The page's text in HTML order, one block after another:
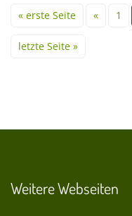
« erste Seite « 1
letzte Seite »
Weitere Webseiten